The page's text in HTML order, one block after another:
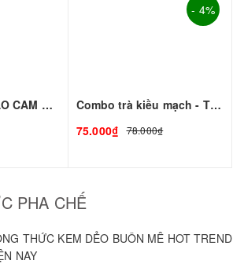
COMBO TRÀ ĐÀO CAM SẢ - Giải Nhiệt Mùa Hè
- 4%
Combo trà kiều mạch - TC đen
75.000₫
78.000₫
PHA CHẾ
THỨC KEM DẺO BUÔN MÊ HOT TREND
NAY